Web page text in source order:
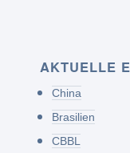
AKTUELLE
China
Brasilien
CBBL